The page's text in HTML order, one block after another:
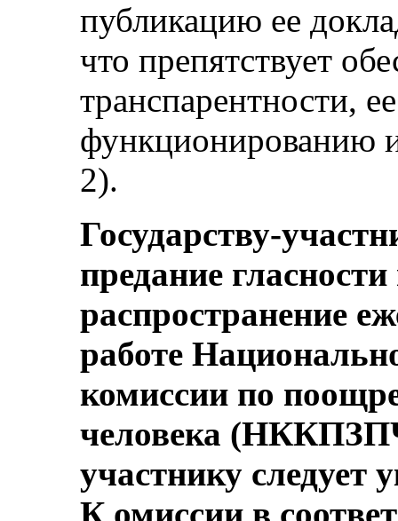
публикацию ее
что препятствует
транспарентности,
функционированию
2).
Государству-
предание
распространение
работе
комиссии по
человека
участнику следует